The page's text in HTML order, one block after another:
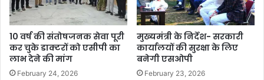
10 वर्ष की संतोषजनक सेवा पूरी
कर चुके डाक्टरों को एसीपी का
लाभ देने की मांग
February 24, 2026
मुख्यमंत्री के निर्देश- सरकारी
कार्यालयों की सुरक्षा के लिए
बनेगी एसओपी
February 23, 2026